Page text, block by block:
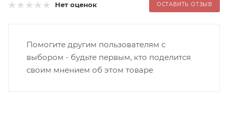
Нет оценок ОСТАВИТЬ ОТЗЫВ
Помогите другим пользователям с
выбором - будьте первым, кто поделится
своим мнением об этом товаре